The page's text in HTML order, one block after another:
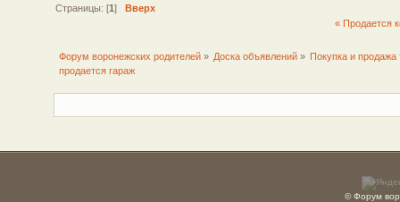
Страницы: [1] Вверх
« Продается
Форум воронежских родителей» Доска объявлений » Покупка и
продается гараж
© Форум